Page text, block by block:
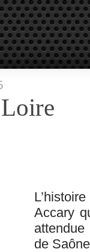
Accary
attendue
de